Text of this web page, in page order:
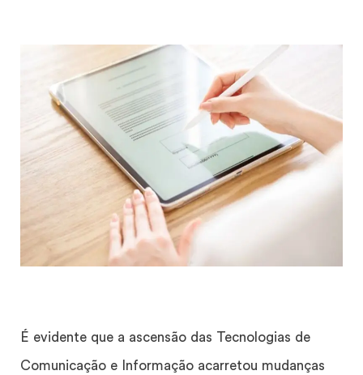
É evidente que a ascensão das Tecnologias de
Comunicação e Informação acarretou mudanças